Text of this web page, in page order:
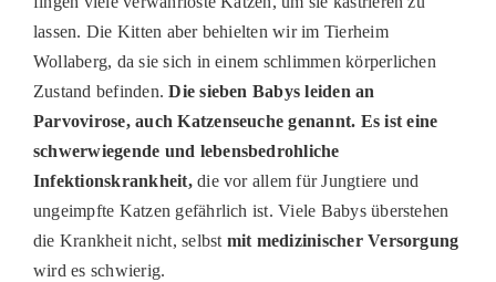
PATENSCHAFTEN
RATGEBER
lassen. Die Kitten aber behielten wirim Tierheim
Wollaberg, da sie sich in einem schlimmen körperlichen
Zustand befinden.Die sieben Babys leiden an
Parvovirose, auch Katzenseuche genannt. Es ist eine
schwerwiegende und lebensbedrohliche
Infektionskrankheit,die vor allem für Jungtiere und
ungeimpfte Katzen gefährlich ist. Viele Babys überstehen
die Krankheit nicht, selbst mit medizinischer Versorgung
wird es schwierig.